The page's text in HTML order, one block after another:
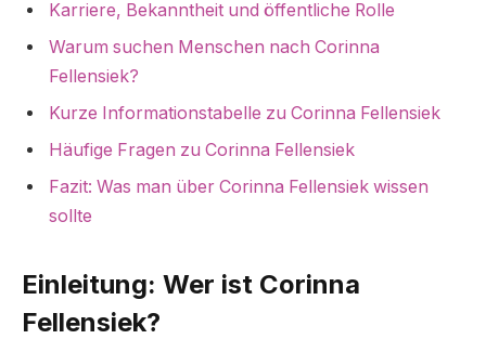
Karriere, Bekanntheit und öffentliche Rolle
Warum suchen Menschen nach Corinna
Fellensiek?
Kurze Informationstabelle zu Corinna Fellensiek
Häufige Fragen zu Corinna Fellensiek
Fazit: Was man über Corinna Fellensiek wissen
sollte
Einleitung: Wer ist Corinna
Fellensiek?